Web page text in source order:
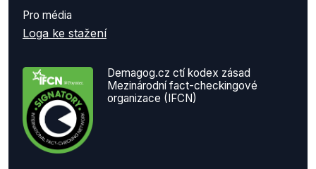
Pro média
Loga ke stažení
Demagog.cz ctí kodex zásad
Mezinárodní fact-checkingové
organizace (IFCN)